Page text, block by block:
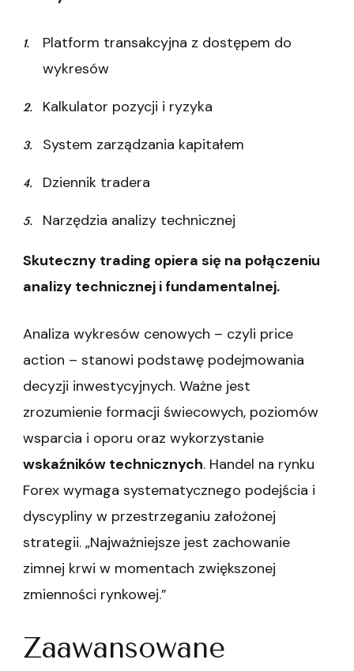
Platform transakcyjna z dostępem do
wykresów
Kalkulator pozycji i ryzyka
System zarządzania kapitałem
Dziennik tradera
Narzędzia analizy technicznej
Skuteczny trading opiera się na połączeniu
analizy technicznej i fundamentalnej.
Analiza wykresów cenowych – czyli price
action – stanowi podstawę podejmowania
decyzji inwestycyjnych. Ważne jest
zrozumienie formacji świecowych, poziomów
wsparcia i oporu oraz wykorzystanie
wskaźników technicznych. Handel na rynku
Forex wymaga systematycznego podejścia i
dyscypliny w przestrzeganiu założonej
strategii. „Najważniejsze jest zachowanie
zimnej krwi w momentach zwiększonej
zmienności rynkowej.”
Zaawansowane